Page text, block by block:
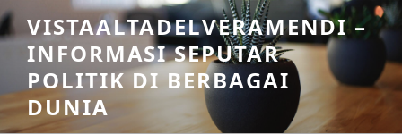
Skip
to
content
VISTAALTADELVERAMENDI –
INFORMASI SEPUTAR
POLITIK DI BERBAGAI
DUNIA